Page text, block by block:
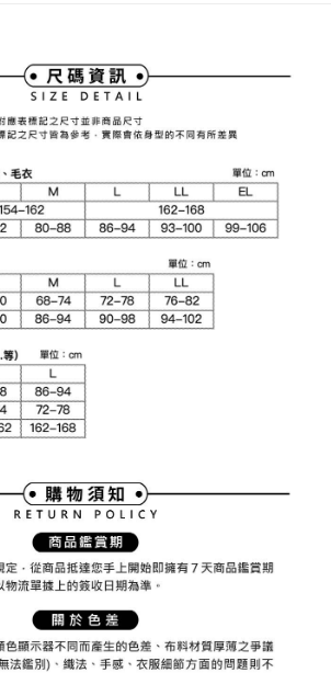
單，「大哥付你分期」於每月結算日後寄送繳費提
後，可選擇「超商條碼／台灣大直營門市／銀行轉
大股份有限公司」（以下簡稱本公司）所提供，讓
服務購買商品或服務，並由商店將買賣／分期付款
後，依約使用本公司帳單繳交帳款。
哥付你分期」之契約關係目的，商店將以您的個人
地址）提供予台灣大哥大進項蒐集、處理及利用，
期帳單所需資料之確認、核對及更正。
服務後，再付款。
先享後付」後，將跳轉至「AFTEE先享後付」
將收到繳費通知簡訊。
14天內，點擊此簡訊中的連結，可透過四大超商／
方式進行付款，方視為交易完成。
當下不需立刻繳費，但若您需要取消訂單，請聯絡
先享後付 」之結帳頁面顯示為準，若有關於
取消欲退款等相關疑問，請聯繫「AFTEE先享後付
support/home
有限公司提供之「AFTEE先享後付」服務完成之交
圍內提供個人資料，並將交易相關給付款項請求債
限公司。
先徵得法定代理人或監護人之同意方可使用
未經同意申辦者引起之損失，本公司不負相關責
付」時，將依據個別帳號之用戶狀況，依本公司即
度；若仍有額度不足之情形，本公司將視審查結果
有權停止該用戶之使用額度並採取法律行動。